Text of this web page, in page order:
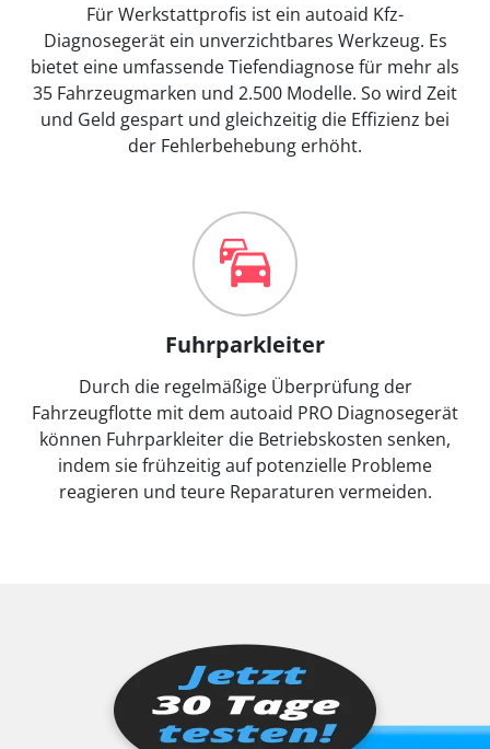
Für Werkstattprofis ist ein autoaid Kfz-
Diagnosegerät ein unverzichtbares Werkzeug. Es
bietet eine umfassende Tiefendiagnose für mehr als
35 Fahrzeugmarken und 2.500 Modelle. So wird Zeit
und Geld gespart und gleichzeitig die Effizienz bei
der Fehlerbehebung erhöht.
Fuhrparkleiter
Durch die regelmäßige Überprüfung der
Fahrzeugflotte mit dem autoaid PRO Diagnosegerät
können Fuhrparkleiter die Betriebskosten senken,
indem sie frühzeitig auf potenzielle Probleme
reagieren und teure Reparaturen vermeiden.